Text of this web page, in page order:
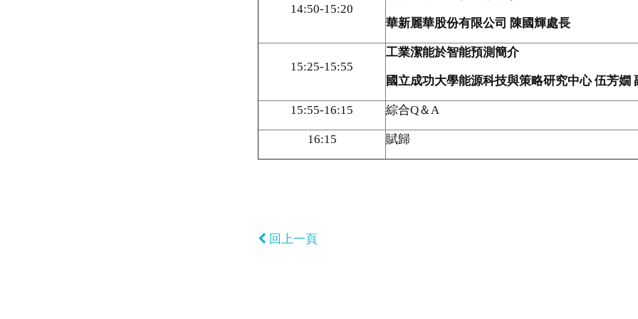
14:50-15:20
華新麗華股份有限公司 陳國輝處長
15:25-15:55
工業潔能於智能預測簡介
國立成功大學能源科技與策略研究中心 伍芳嫺
15:55-16:15 綜合Q＆A
16:15 賦歸
回上一頁